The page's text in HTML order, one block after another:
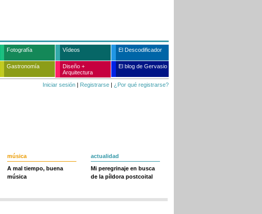
Fotografía Vídeos El Descodificador
Gastronomía
Diseño +
Arquitectura
El blog de Gervasio
Iniciar sesión | Registrarse | ¿Por qué registrarse?
música
A mal tiempo, buena
música
actualidad
Mi peregrinaje en busca
de la píldora postcoital